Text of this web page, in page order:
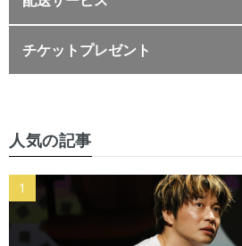
チケットプレゼント
人気の記事